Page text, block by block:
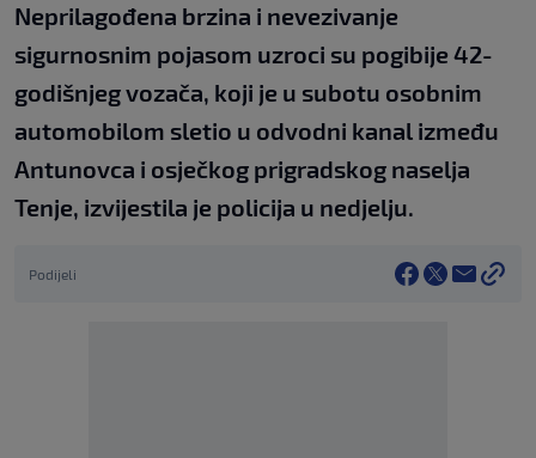
Neprilagođena brzina i nevezivanje
sigurnosnim pojasom uzroci su pogibije 42-
godišnjeg vozača, koji je u subotu osobnim
automobilom sletio u odvodni kanal između
Antunovca i osječkog prigradskog naselja
Tenje, izvijestila je policija u nedjelju.
Podijeli